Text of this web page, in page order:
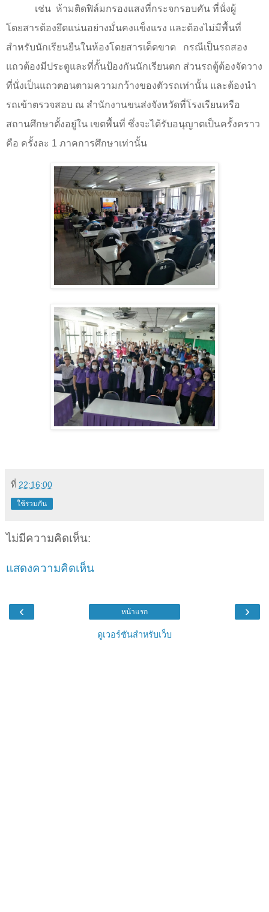
เช่น ห้ามติดฟิล์มกรองแสงที่กระจกรอบคัน ที่นั่งผู้
โดยสารต้องยึดแน่นอย่างมั่นคงแข็งแรง และต้องไม่มีพื้นที่
สำหรับนักเรียนยืนในห้องโดยสารเด็ดขาด
กรณีเป็นรถสอง
แถวต้องมีประตูและที่กั้นป้องกันนักเรียนตก ส่วนรถตู้ต้องจัดวาง
ที่นั่งเป็นแถวตอนตามความกว้างของตัวรถเท่านั้น และต้องนำ
รถเข้าตรวจสอบ ณ สำนักงานขนส่งจังหวัดที่โรงเรียนหรือ
สถานศึกษาตั้งอยู่ใน เขตพื้นที่ ซึ่งจะได้รับอนุญาตเป็นครั้งคราว
คือ ครั้งละ 1 ภาคการศึกษาเท่านั้น
ที่ 22:16:00
ใช้ร่วมกัน
ไม่มีความคิดเห็น:
แสดงความคิดเห็น
‹ ›
หน้าแรก
ดูเวอร์ชันสำหรับเว็บ